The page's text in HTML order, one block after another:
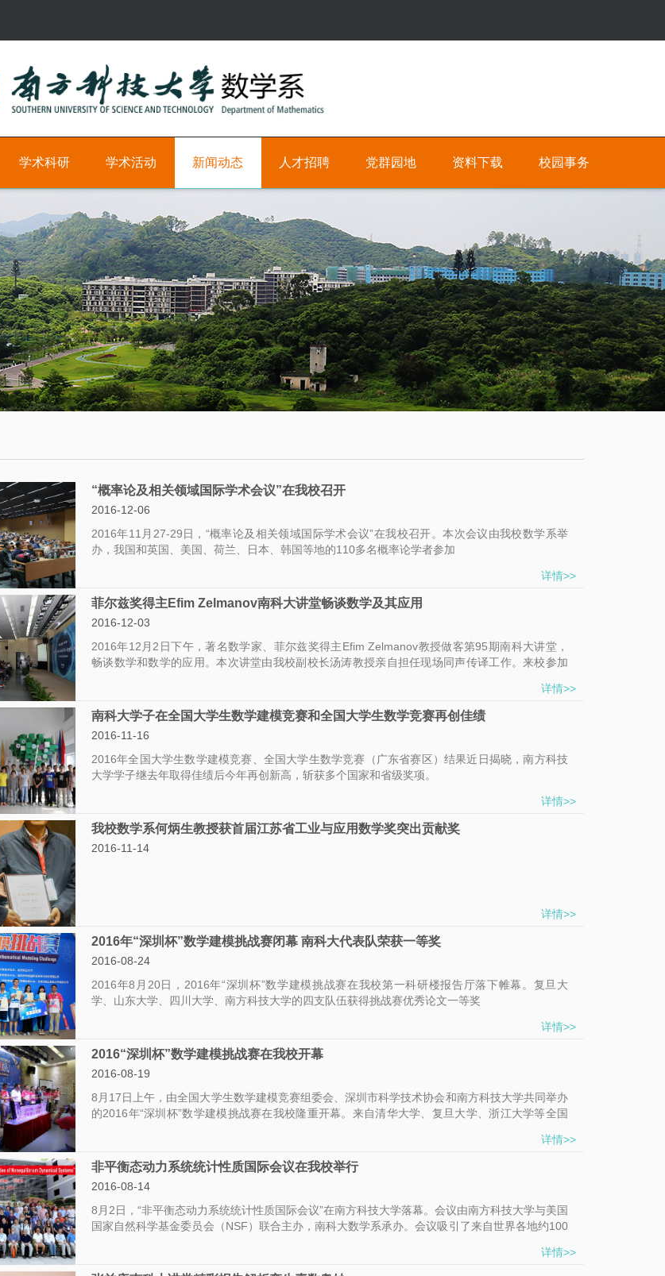
学术科研
究
方
向
学
术
会
议
学
大
讲
堂
数
学
系
邀
请
科
研
讨
论
班
学
习
讨
论
班
期
刊
资
源
学术活动
学
术
时
间
轴
学
术
日
往
期
活
动
新闻动态
新
闻
人才招聘
科
研
教
学
职
位
博
士
员
工
党群园地 资料下载
私
有
数
学
系
校园事务
才
招
聘
网
上
服
务
公
动
态
地
生
书
“概率论及相关领域国际学术会议”在我校召开
2016-12-06
2016年11月27-29日，“概率论及相关领域国际学术会议”在我校召开。本次会议由我校数学系举
办，我国和英国、美国、荷兰、日本、韩国等地的110多名概率论学者参加
详情>>
菲尔兹奖得主Efim Zelmanov南科大讲堂畅谈数学及其应用
2016-12-03
2016年12月2日下午，著名数学家、菲尔兹奖得主Efim Zelmanov教授做客第95期南科大讲堂，
畅谈数学和数学的应用。本次讲堂由我校副校长汤涛教授亲自担任现场同声传译工作。来校参加
详情>>
南科大学子在全国大学生数学建模竞赛和全国大学生数学竞赛再创佳绩
2016-11-16
2016年全国大学生数学建模竞赛、全国大学生数学竞赛（广东省赛区）结果近日揭晓，南方科技
大学学子继去年取得佳绩后今年再创新高，斩获多个国家和省级奖项。
详情>>
我校数学系何炳生教授获首届江苏省工业与应用数学奖突出贡献奖
2016-11-14
详情>>
2016年“深圳杯”数学建模挑战赛闭幕 南科大代表队荣获一等奖
2016-08-24
2016年8月20日，2016年“深圳杯”数学建模挑战赛在我校第一科研楼报告厅落下帷幕。复旦大
学、山东大学、四川大学、南方科技大学的四支队伍获得挑战赛优秀论文一等奖
详情>>
2016“深圳杯”数学建模挑战赛在我校开幕
2016-08-19
8月17日上午，由全国大学生数学建模竞赛组委会、深圳市科学技术协会和南方科技大学共同举办
的2016年“深圳杯”数学建模挑战赛在我校隆重开幕。来自清华大学、复旦大学、浙江大学等全国
详情>>
非平衡态动力系统统计性质国际会议在我校举行
2016-08-14
8月2日，“非平衡态动力系统统计性质国际会议”在南方科技大学落幕。会议由南方科技大学与美国
国家自然科学基金委员会（NSF）联合主办，南科大数学系承办。会议吸引了来自世界各地约100
详情>>